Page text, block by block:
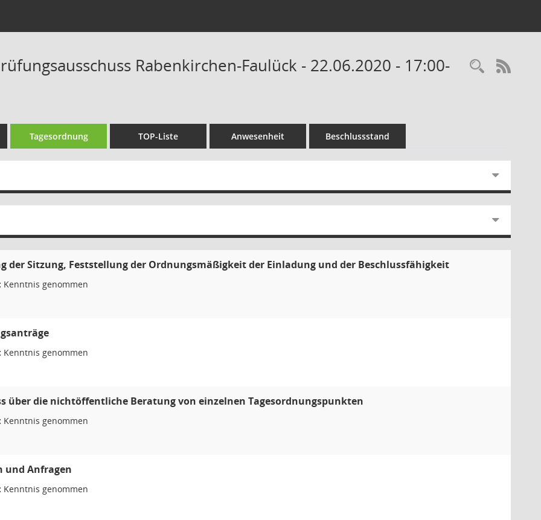
Rabenkirchen-Faulück - 22.06.2020 - 17:00-
Tagesordnung TOP-Liste Anwesenheit Beschlussstand
der Sitzung, Feststellung der Ordnungsmäßigkeit der Einladung und der Beschlussfähigkeit
Kenntnis genommen
Kenntnis genommen
über die nichtöffentliche Beratung von einzelnen Tagesordnungspunkten
Kenntnis genommen
und Anfragen
Kenntnis genommen